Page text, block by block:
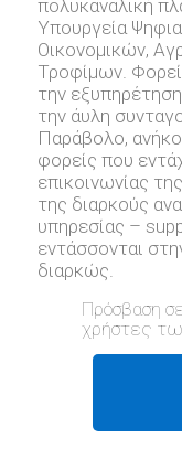
πολυκαναλική
Υπουργεία
Οικονομικών,
Τροφίμων.
την
την άυλη
Παράβολο,
φορείς που
επικοινωνίας
της διαρκούς
υπηρεσίας –
εντάσσονται
διαρκώς.
Πρόσβαση
χρήστες